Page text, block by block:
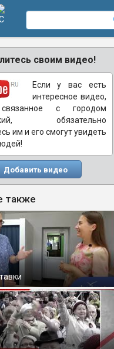
своим видео!
Если у вас есть
интересное видео,
с городом
обязательно
им и его смогут увидеть
Добавить видео
также